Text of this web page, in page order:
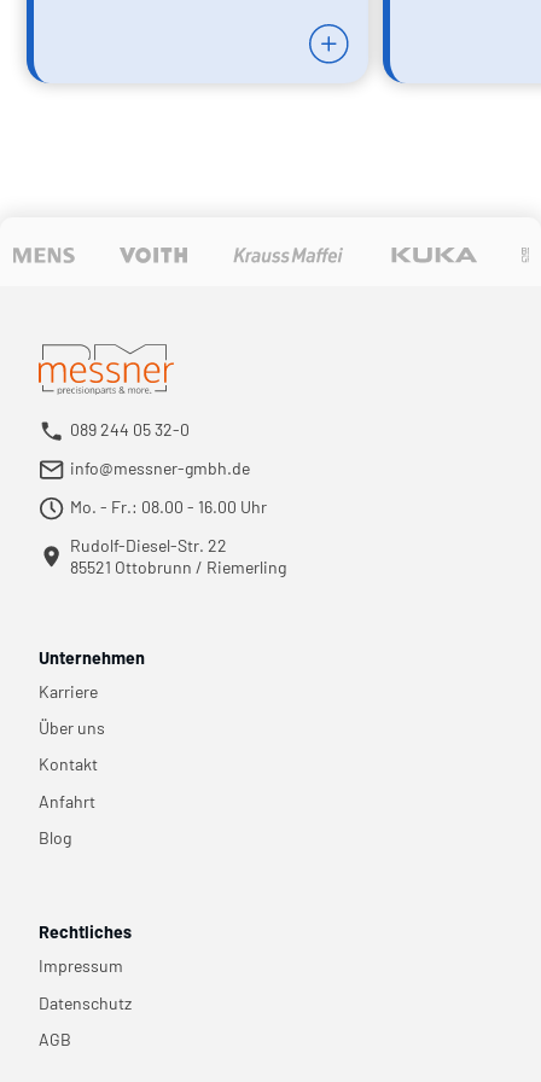
089 244 05 32-0
info@messner-gmbh.de
Mo. - Fr.: 08.00 - 16.00 Uhr
Rudolf-Diesel-Str. 22
85521 Ottobrunn / Riemerling
Unternehmen
Karriere
Über uns
Kontakt
Anfahrt
Blog
Rechtliches
Impressum
Datenschutz
AGB